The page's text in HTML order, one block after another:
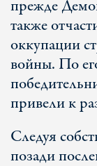
прежде
также
оккупации
войны. По
привели к
Следуя
позади